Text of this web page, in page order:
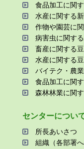
⾷品加⼯に関
⽔産に関する
作物や園芸に
病害⾍に関す
畜産に関する
⽔産に関する
バイテク・農
⾷品加⼯に関
森林林業に関
センターについ
所⻑あいさつ
組織（各部署へ